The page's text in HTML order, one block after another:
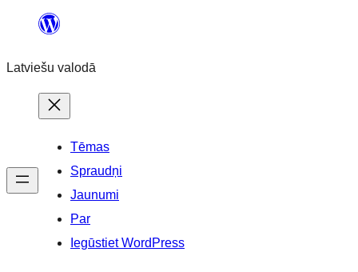
Pāriet
saturu
Latviešu valodā
Tēmas
Spraudņi
Jaunumi
Par
Iegūstiet WordPress